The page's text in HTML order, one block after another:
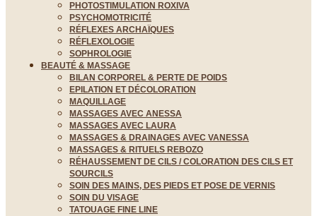
PHOTOSTIMULATION ROXIVA
PSYCHOMOTRICITÉ
RÉFLEXES ARCHAÏQUES
RÉFLEXOLOGIE
SOPHROLOGIE
BEAUTÉ & MASSAGE
BILAN CORPOREL & PERTE DE POIDS
EPILATION ET DÉCOLORATION
MAQUILLAGE
MASSAGES AVEC ANESSA
MASSAGES AVEC LAURA
MASSAGES & DRAINAGES AVEC VANESSA
MASSAGES & RITUELS REBOZO
RÉHAUSSEMENT DE CILS / COLORATION DES CILS ET
SOURCILS
SOIN DES MAINS, DES PIEDS ET POSE DE VERNIS
SOIN DU VISAGE
TATOUAGE FINE LINE